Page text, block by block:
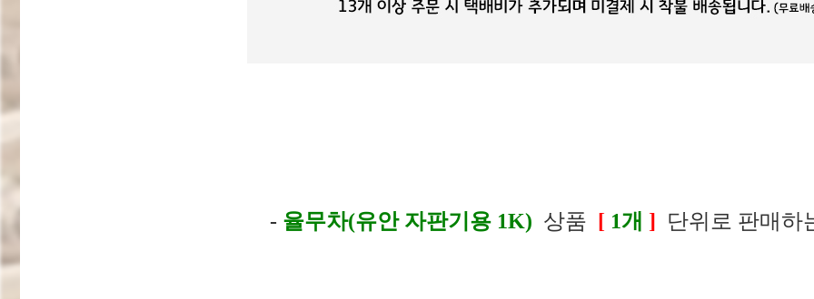
- 율무차(유안 자판기용 1K) 상품 [ 1개 ] 단위로 판매하